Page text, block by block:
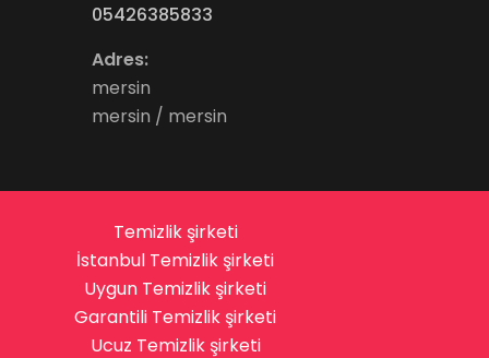
05426385833
Adres:
mersin
mersin / mersin
Temizlik şirketi
İstanbul Temizlik şirketi
Uygun Temizlik şirketi
Garantili Temizlik şirketi
Ucuz Temizlik şirketi